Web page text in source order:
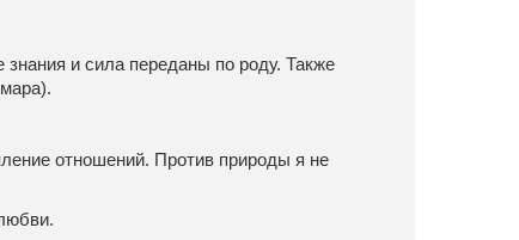
и сила переданы по роду. Также
отношений. Против природы я не